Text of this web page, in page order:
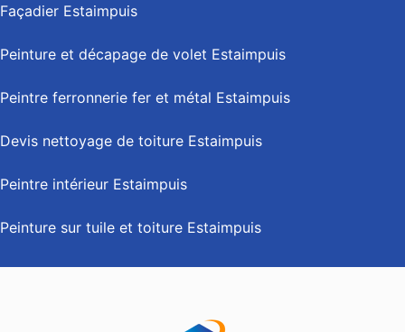
Façadier Estaimpuis
Peinture et décapage de volet Estaimpuis
Peintre ferronnerie fer et métal Estaimpuis
Devis nettoyage de toiture Estaimpuis
Peintre intérieur Estaimpuis
Peinture sur tuile et toiture Estaimpuis